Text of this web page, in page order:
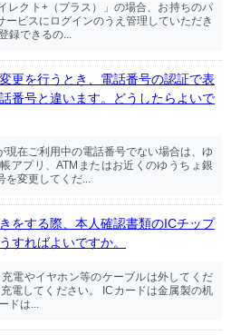
レクト+（プラス）」の場合、お持ちのパ
ービスにログインのうえ管理していただき
録できるの...
更を行うとき、電話番号の認証で表
番号と違います。どうしたらよいで
現在ご利用中の電話番号でない場合は、ゆ
アプリ、ATMまたはお近くのゆうちょ銀
を変更してくだ...
をする際、本人確認書類のICチップ
すればよいですか。
電やイヤホン等のケーブルは外してくだ
電してください。 ICカードは金属製の机
ドは...